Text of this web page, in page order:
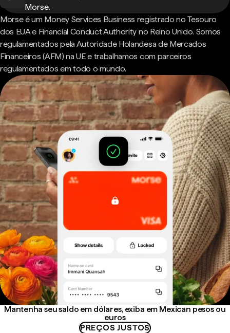
Morse.
Morse é um Money Services Business registrado no Tesouro
dos EUA e Financial Conduct Authority no Reino Unido. Somos
regulamentados pela Autoridade Holandesa de Mercados
Financeiros (AFM) na UE e trabalhamos com parceiros
regulamentados em todo o mundo.
Mantenha seu saldo em dólares, exiba em Mexican pesos ou
euros
PREÇOS JUSTOS